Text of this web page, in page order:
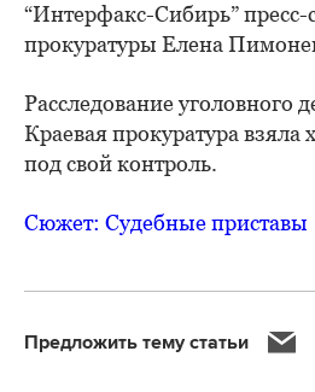
“Интерфакс-Сибирь” пресс-
прокуратуры Елена
Расследование уголовного
Краевая прокуратура взяла
под свой контроль.
Сюжет: Судебные приставы
Предложить тему статьи